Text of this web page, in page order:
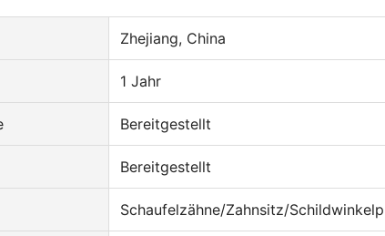
Zhejiang, China
1 Jahr
Bereitgestellt
Bereitgestellt
Schaufelzähne/Zahnsitz/